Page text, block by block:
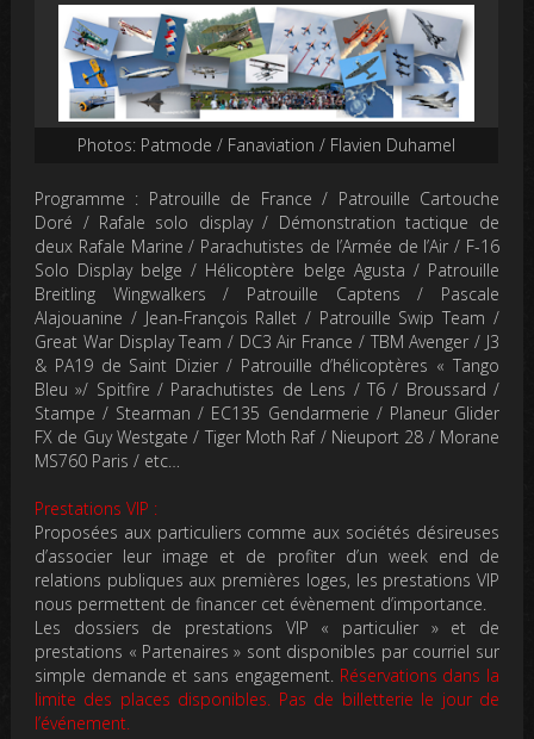
Photos: Patmode / Fanaviation / Flavien Duhamel
Programme : Patrouille de France / Patrouille Cartouche
Doré / Rafale solo display / Démonstration tactique de
deux Rafale Marine / Parachutistes de l’Armée de l’Air / F-16
Solo Display belge / Hélicoptère belge Agusta / Patrouille
Breitling Wingwalkers / Patrouille Captens / Pascale
Alajouanine / Jean-François Rallet / Patrouille Swip Team /
Great War Display Team / DC3 Air France / TBM Avenger / J3
& PA19 de Saint Dizier / Patrouille d’hélicoptères « Tango
Bleu »/ Spitfire / Parachutistes de Lens / T6 / Broussard /
Stampe / Stearman / EC135 Gendarmerie / Planeur Glider
FX de Guy Westgate / Tiger Moth Raf / Nieuport 28 / Morane
MS760 Paris / etc…
Prestations VIP :
Proposées aux particuliers comme aux sociétés désireuses
d’associer leur image et de profiter d’un week end de
relations publiques aux premières loges, les prestations VIP
nous permettent de financer cet évènement d’importance.
Les dossiers de prestations VIP « particulier » et de
prestations « Partenaires » sont disponibles par courriel sur
simple demande et sans engagement. Réservations dans la
limite des places disponibles. Pas de billetterie le jour de
l’événement.